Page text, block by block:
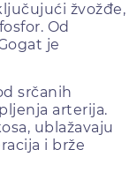
žvožđe,
Od
je
srčanih
arterija.
ublažavaju
i brže